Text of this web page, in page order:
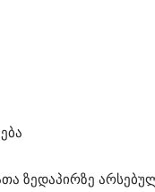
ზედაპირზე